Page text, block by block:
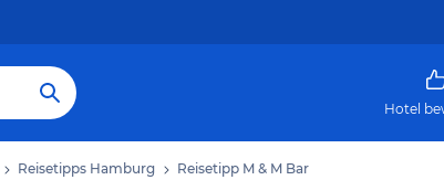
Hotel
Reisetipps Hamburg Reisetipp M & M Bar